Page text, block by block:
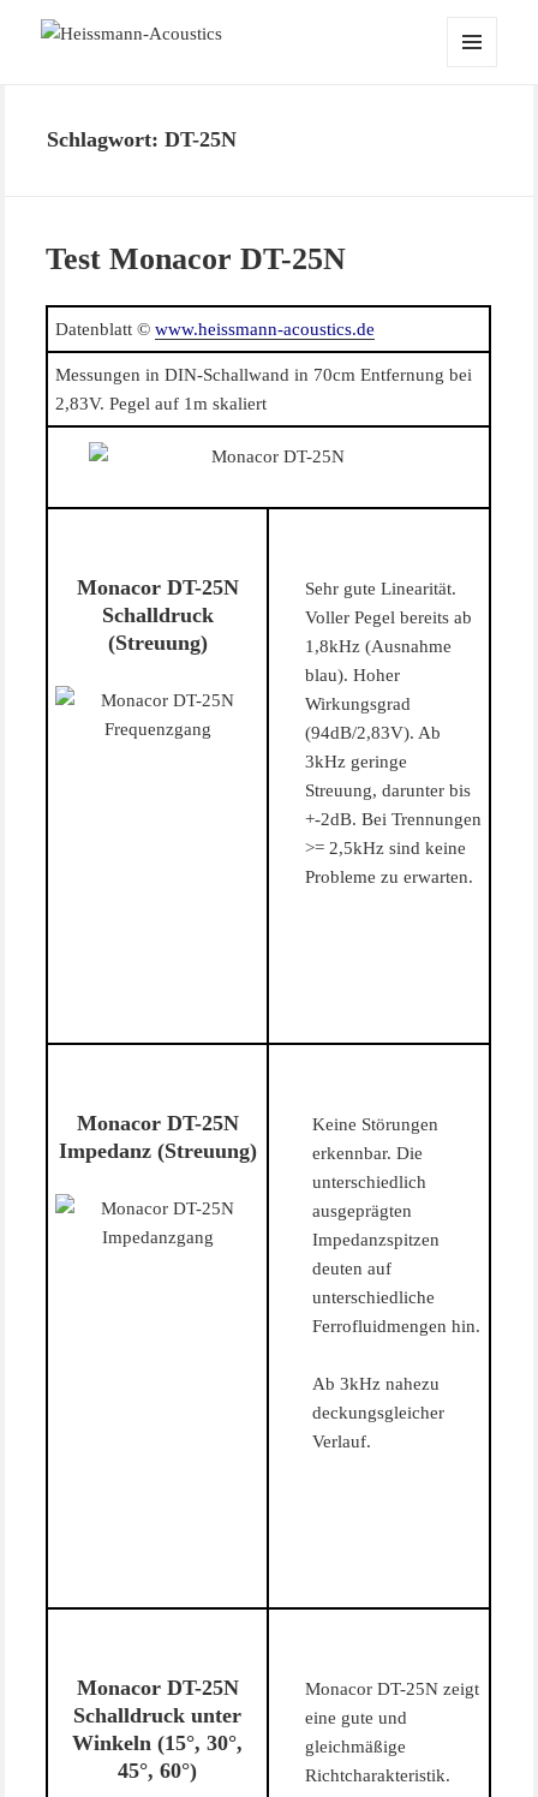
Schlagwort: DT-25N
Test Monacor DT-25N
Datenblatt ©www.heissmann-acoustics.de
Messungen in DIN-Schallwand in 70cm Entfernung bei
2,83V. Pegel auf 1m skaliert
Monacor DT-25N
Schalldruck
(Streuung)
Sehr gute Linearität.
Voller Pegel bereits ab
1,8kHz (Ausnahme
blau). Hoher
Wirkungsgrad
(94dB/2,83V). Ab
3kHz geringe
Streuung, darunter bis
+-2dB. Bei Trennungen
>= 2,5kHz sind keine
Probleme zu erwarten.
Monacor DT-25N
Impedanz (Streuung)
Keine Störungen
erkennbar. Die
unterschiedlich
ausgeprägten
Impedanzspitzen
deuten auf
unterschiedliche
Ferrofluidmengen hin.
Ab 3kHz nahezu
deckungsgleicher
Verlauf.
Monacor DT-25N
Schalldruck unter
Winkeln (15°, 30°,
45°, 60°)
Monacor DT-25N zeigt
eine gute und
gleichmäßige
Richtcharakteristik.